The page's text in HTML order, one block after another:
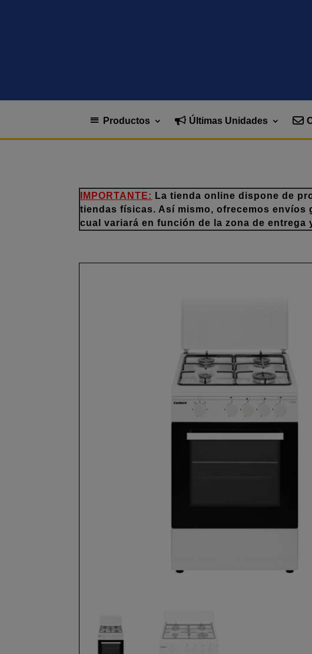
Productos Últimas Unidades
IMPORTANTE: La tienda online dispone de
tiendas físicas. Así mismo, ofrecemos
cual variará en función de la zona de